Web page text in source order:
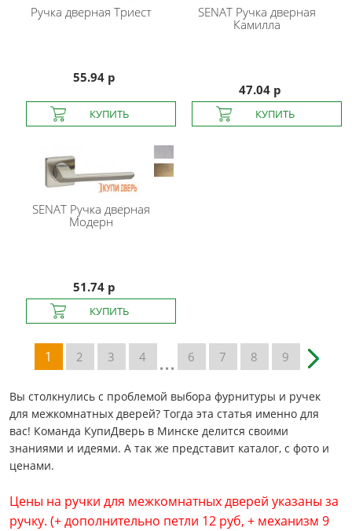
Ручка дверная Триест
55.94 р
SENATРучка дверная
Камилла
47.04 р
SENATРучка дверная
Модерн
51.74 р
1 2 3 4 ... 6 7 8 9
Вы столкнулись с проблемой выбора фурнитуры и ручек
для межкомнатных дверей? Тогда эта статья именно для
вас! Команда КупиДверь в Минске делится своими
знаниями и идеями. А так же представит каталог, с фото и
ценами.
Цены на ручки для межкомнатных дверей указаны за
ручку. (+ дополнительно петли 12 руб, + механизм 9